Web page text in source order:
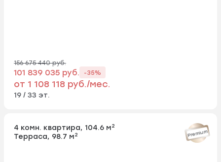
156 675 440 руб.
101 839 035 руб. -35%
от 1 108 118 руб./мес.
19 / 33 эт.
4 комн. квартира, 104.6 м2
Терраса, 98.7 м2 Premium